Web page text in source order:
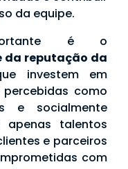
da equipe.
é o
da reputação da
investem em
como
e socialmente
apenas talentos
e parceiros
com